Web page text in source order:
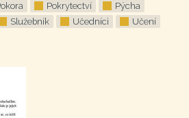
Pokrytectví
Pýcha
Služebník Učedníci
Učení